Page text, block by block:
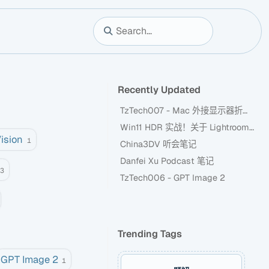
1
3
GPT Image 2 1
Recently Updated
TzTech007 - Mac 外接显示器折腾记
Win11 HDR 实战！关于 Lightroom 新 HDR 功能
China3DV 听会笔记
Danfei Xu Podcast 笔记
TzTech006 - GPT Image 2
Trending Tags